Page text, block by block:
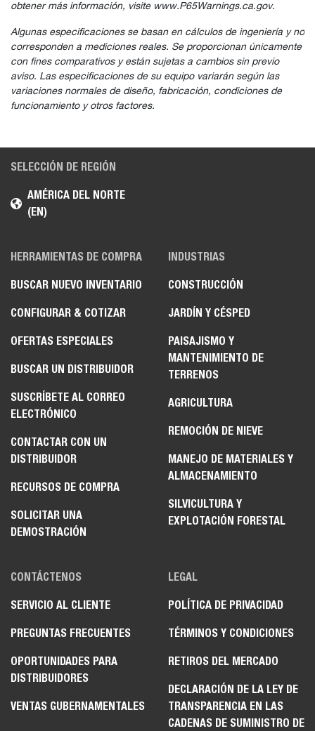
obtener más información, visite www.P65Warnings.ca.gov.
Algunas especificaciones se basan en cálculos de ingeniería y no
corresponden a mediciones reales. Se proporcionan únicamente
con fines comparativos y están sujetas a cambios sin previo
aviso. Las especificaciones de su equipo variarán según las
variaciones normales de diseño, fabricación, condiciones de
funcionamiento y otros factores.
SELECCIÓN DE REGIÓN
AMÉRICA DEL NORTE
(EN)
HERRAMIENTAS DE COMPRA
BUSCAR NUEVO INVENTARIO
CONFIGURAR & COTIZAR
OFERTAS ESPECIALES
BUSCAR UN DISTRIBUIDOR
SUSCRÍBETE AL CORREO
ELECTRÓNICO
CONTACTAR CON UN
DISTRIBUIDOR
RECURSOS DE COMPRA
SOLICITAR UNA
DEMOSTRACIÓN
INDUSTRIAS
CONSTRUCCIÓN
JARDÍN Y CÉSPED
PAISAJISMO Y
MANTENIMIENTO DE
TERRENOS
AGRICULTURA
REMOCIÓN DE NIEVE
MANEJO DE MATERIALES Y
ALMACENAMIENTO
SILVICULTURA Y
EXPLOTACIÓN FORESTAL
CONTÁCTENOS
SERVICIO AL CLIENTE
PREGUNTAS FRECUENTES
OPORTUNIDADES PARA
DISTRIBUIDORES
VENTAS GUBERNAMENTALES
LEGAL
POLÍTICA DE PRIVACIDAD
TÉRMINOS Y CONDICIONES
RETIROS DEL MERCADO
DECLARACIÓN DE LA LEY DE
TRANSPARENCIA EN LAS
CADENAS DE SUMINISTRO DE